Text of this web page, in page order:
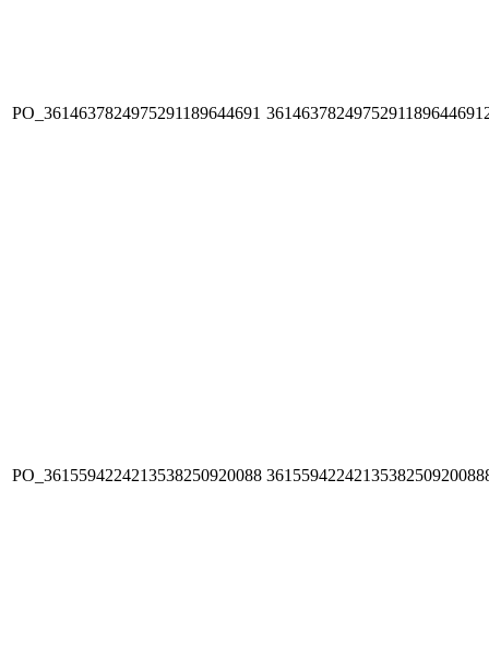
PO_3614637824975291189644691
PO_3615594224213538250920088